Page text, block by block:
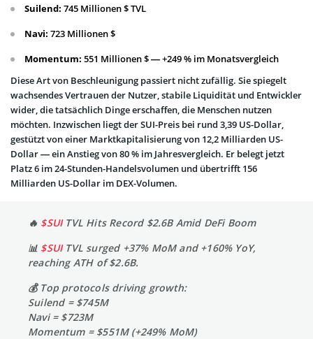
Suilend: 745 Millionen $ TVL
Navi: 723 Millionen $
Momentum: 551 Millionen $ — +249 % im Monatsvergleich
Diese Art von Beschleunigung passiert nicht zufällig. Sie spiegelt
wachsendes Vertrauen der Nutzer, stabile Liquidität und Entwickler
wider, die tatsächlich Dinge erschaffen, die Menschen nutzen
möchten. Inzwischen liegt der SUI-Preis bei rund 3,39 US-Dollar,
gestützt von einer Marktkapitalisierung von 12,2 Milliarden US-
Dollar — ein Anstieg von 80 % im Jahresvergleich. Er belegt jetzt
Platz 6 im 24-Stunden-Handelsvolumen und übertrifft 156
Milliarden US-Dollar im DEX-Volumen.
🔥 $SUITVL Hits Record $2.6B Amid DeFi Boom
📊 $SUITVL surged +37% MoM and +160% YoY,
reaching ATH of $2.6B.
💰 Top protocols driving growth:
Suilend = $745M
Navi = $723M
Momentum = $551M (+249% MoM)